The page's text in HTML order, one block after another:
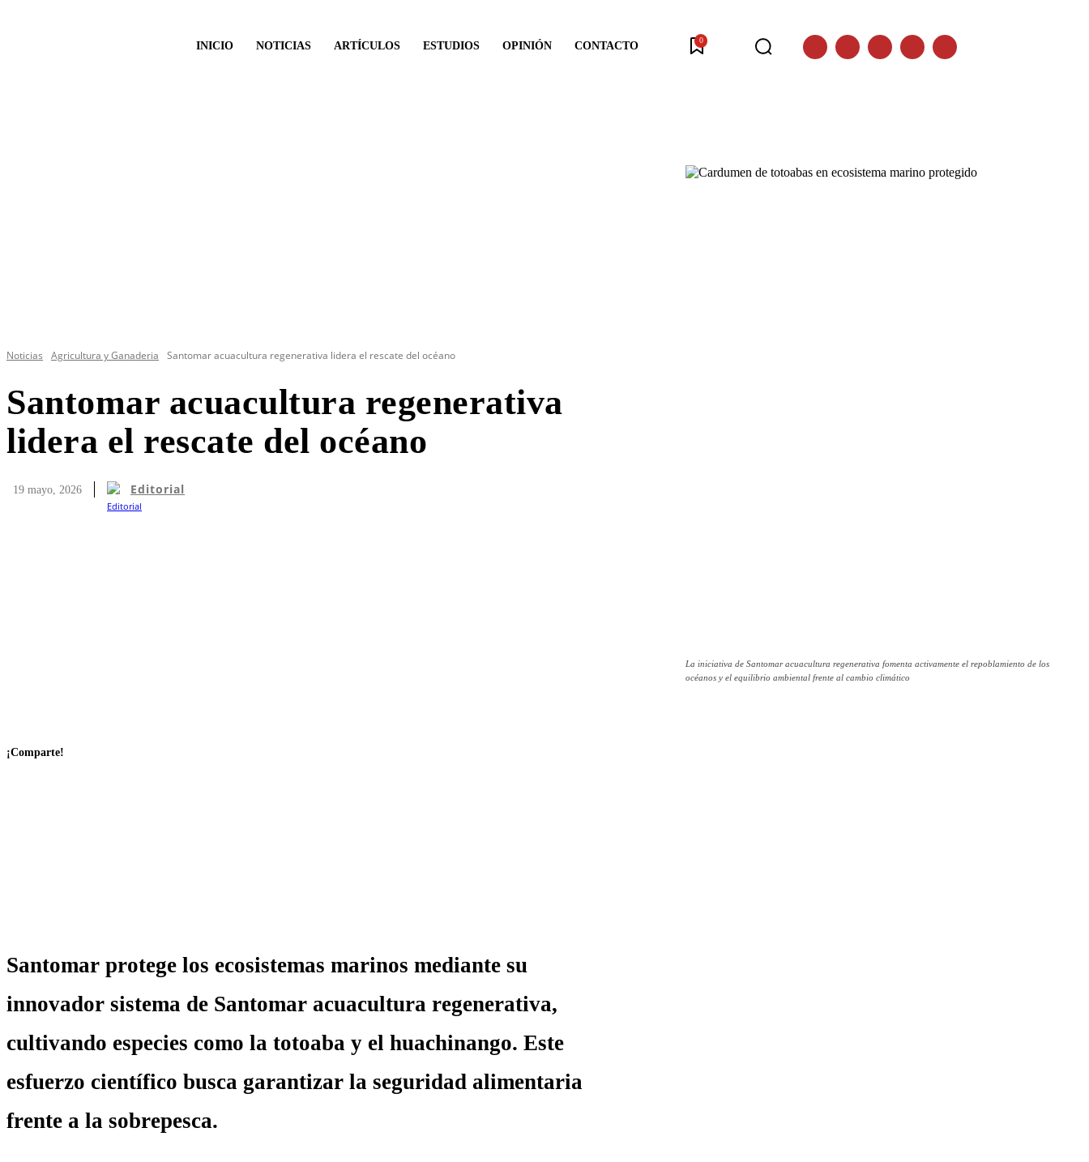
INICIO NOTICIAS ARTÍCULOS ESTUDIOS OPINIÓN CONTACTO 0
Noticias Agricultura y Ganaderia Santomar acuacultura regenerativa lidera el rescate del océano
Santomar acuacultura regenerativa
lidera el rescate del océano
19 mayo, 2026 Editorial
La iniciativa de Santomar acuacultura regenerativa fomenta activamente el repoblamiento de los
océanos y el equilibrio ambiental frente al cambio climático
¡Comparte!
Santomar protege los ecosistemas marinos mediante su
innovador sistema de Santomar acuacultura regenerativa,
cultivando especies como la totoaba y el huachinango. Este
esfuerzo científico busca garantizar la seguridad alimentaria
frente a la sobrepesca.